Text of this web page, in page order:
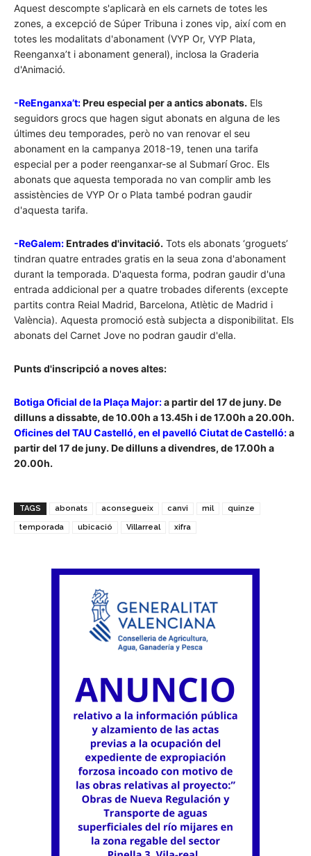
Aquest descompte s'aplicarà en els carnets de totes les
zones, a excepció de Súper Tribuna i zones vip, així com en
totes les modalitats d'abonament (VYP Or, VYP Plata,
Reenganxa’t i abonament general), inclosa la Graderia
d'Animació.
-ReEnganxa’t:Preu especial per a antics abonats. Els
seguidors grocs que hagen sigut abonats en alguna de les
últimes deu temporades, però no van renovar el seu
abonament en la campanya 2018-19, tenen una tarifa
especial per a poder reenganxar-se al Submarí Groc. Els
abonats que aquesta temporada no van complir amb les
assistències de VYP Or o Plata també podran gaudir
d'aquesta tarifa.
-ReGalem:Entrades d'invitació. Tots els abonats ‘groguets’
tindran quatre entrades gratis en la seua zona d'abonament
durant la temporada. D'aquesta forma, podran gaudir d'una
entrada addicional per a quatre trobades diferents (excepte
partits contra Reial Madrid, Barcelona, Atlètic de Madrid i
València). Aquesta promoció està subjecta a disponibilitat. Els
abonats del Carnet Jove no podran gaudir d'ella.
Punts d'inscripció a noves altes:
Botiga Oficial de la Plaça Major:a partir del 17 de juny. De
dilluns a dissabte, de 10.00h a 13.45h i de 17.00h a 20.00h.
Oficines del TAU Castelló, en el pavelló Ciutat de Castelló:a
partir del 17 de juny. De dilluns a divendres, de 17.00h a
20.00h.
TAGS abonats aconsegueix canvi mil quinze
temporada ubicació Villarreal xifra